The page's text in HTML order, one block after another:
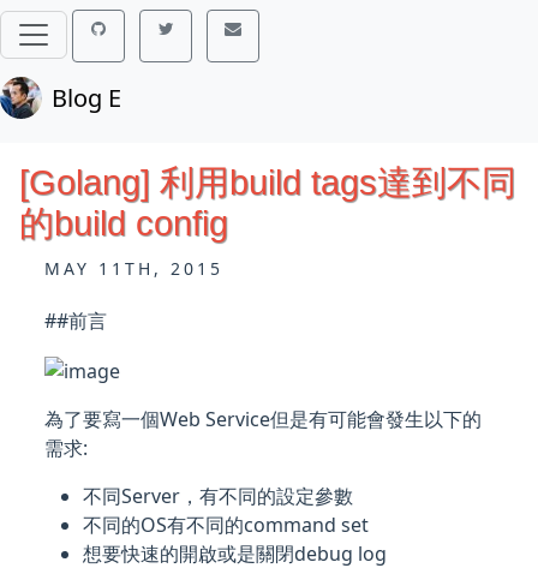
Blog E
[Golang] 利用build tags達到不同
的build config
MAY 11TH, 2015
##前言
為了要寫一個Web Service但是有可能會發生以下的
需求:
不同Server，有不同的設定參數
不同的OS有不同的command set
想要快速的開啟或是關閉debug log